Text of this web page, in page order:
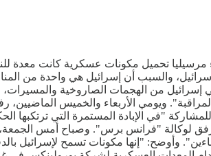
تحميل مكونات عسكرية كانت معدة
والسبب أن إسرائيل هي واحدة من
من الهجمات الصاروخية والمسيرات،
لمراقبة". ويومي الأربعاء والخميس
"في الإبادة المستمرة التي ترتكبها
لوكالة "فرانس برس". وصباح أمس الجمعة،
وأوضح: "إنها مكونات تسمح لإسرائيل